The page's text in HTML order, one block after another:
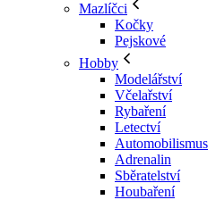
Mazlíčci
Kočky
Pejskové
Hobby
Modelářství
Včelařství
Rybaření
Letectví
Automobilismus
Adrenalin
Sběratelství
Houbaření